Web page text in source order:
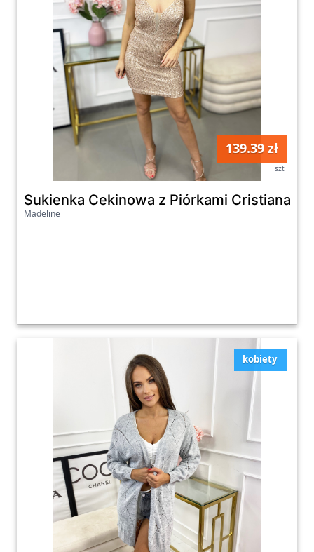
139.39 zł
szt
Sukienka Cekinowa z Piórkami Cristiana
Madeline
kobiety